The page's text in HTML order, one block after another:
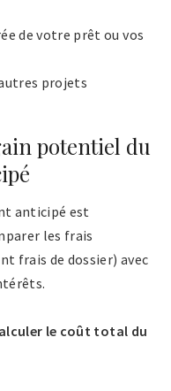
de votre prêt ou vos
projets
potentiel du
anticipé est
les frais
frais de dossier) avec
le coût total du